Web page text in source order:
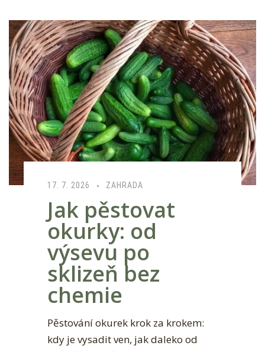
17. 7. 2026 ZAHRADA
Jak pěstovat
okurky: od
výsevu po
sklizeň bez
chemie
Pěstování okurek krok za krokem:
kdy je vysadit ven, jak daleko od